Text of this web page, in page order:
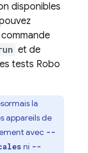
disponibles
et de
tests Robo
la
appareils de
avec --
ni --